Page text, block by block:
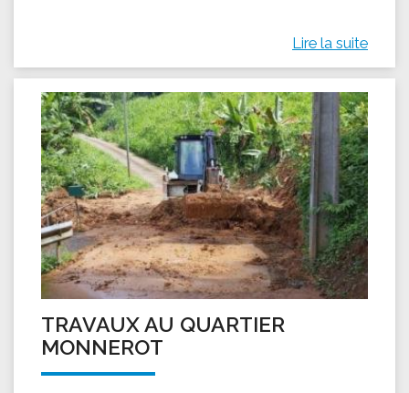
Lire la suite
TRAVAUX AU QUARTIER
MONNEROT